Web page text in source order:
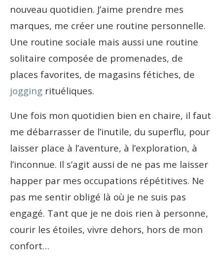
nouveau quotidien. J’aime prendre mes
marques, me créer une routine personnelle.
Une routine sociale mais aussi une routine
solitaire composée de promenades, de
places favorites, de magasins fétiches, de
jogging rituéliques.
Une fois mon quotidien bien en chaire, il faut
me débarrasser de l’inutile, du superflu, pour
laisser place à l’aventure, à l’exploration, à
l’inconnue. Il s’agit aussi de ne pas me laisser
happer par mes occupations répétitives. Ne
pas me sentir obligé là où je ne suis pas
engagé. Tant que je ne dois rien à personne,
courir les étoiles, vivre dehors, hors de mon
confort…